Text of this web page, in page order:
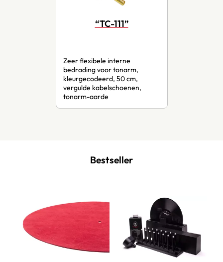
“TC-111”
Zeer flexibele interne
bedrading voor tonarm,
kleurgecodeerd, 50 cm,
vergulde kabelschoenen,
tonarm-aarde
Bestseller